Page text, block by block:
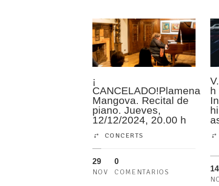
¡
CANCELADO!Plamena
Mangova. Recital de
piano. Jueves,
12/12/2024, 20.00 h
CONCERTS
29
NOV
0
COMENTARIOS
h
14